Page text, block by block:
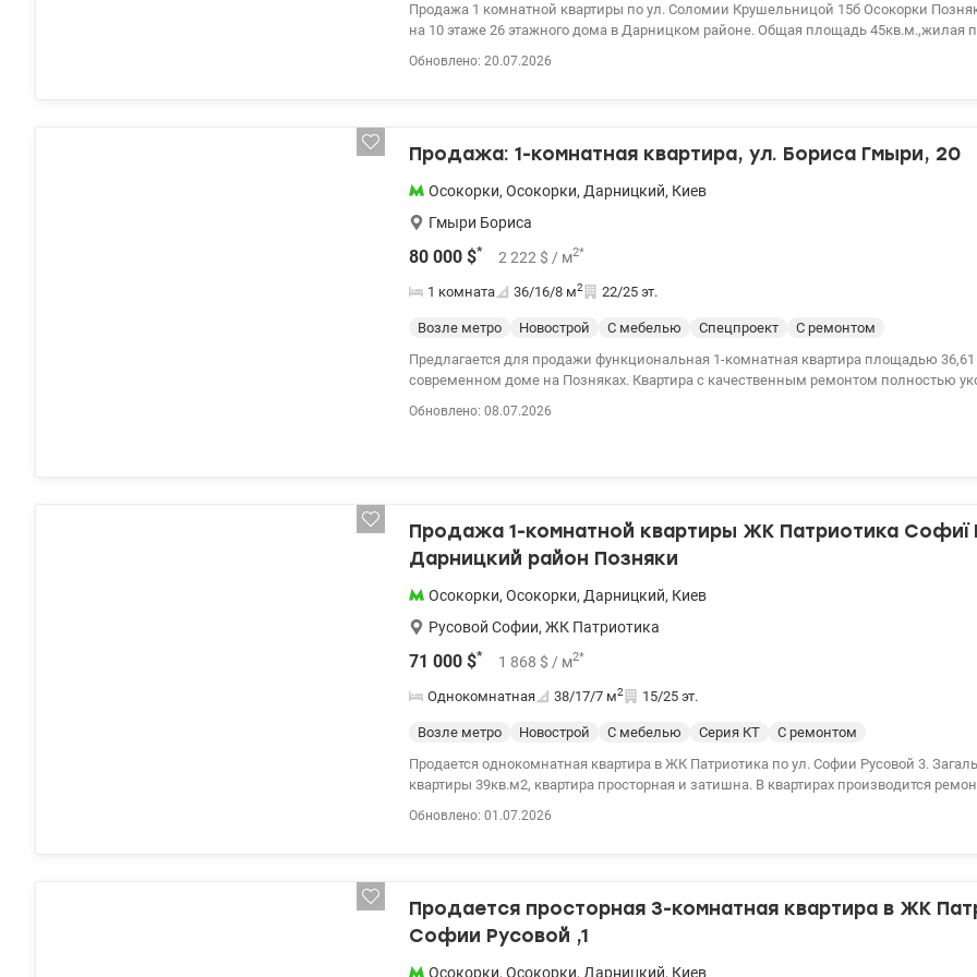
Продажа 1 комнатной квартиры по ул. Соломии Крушельницой 15б Осокорки
на 10 этаже 26 этажного дома в Дарницком районе. Общая площадь 45кв.м.,жилая
Обновлено: 20.07.2026
Продажа: 1-комнатная квартира, ул. Бориса Гмыри, 20
Осокорки, Осокорки, Дарницкий, Киев
Гмыри Бориса
80 000 $* 2 222 $ / м2*
1 комната 36/16/8 м2 22/25 эт.
Возле метро Новострой С мебелью Спецпроект
С ремонтом
Предлагается для продажи функциональная 1-комнатная квартира площадью 36,61
современном доме на Позняках. Квартира с качественным ремонтом полностью
развитой инфраструктурой: до метро Позняки – 10 минут пешком, до метро
Рядом парк Позняки, Эпицентр, METRO, ТРЦ Аладдин, супермаркеты, школы и
80000у.е. Карина 0936611327 Valion.ua / 1152266
Обновлено: 08.07.2026
Продажа 1-комнатной квартиры ЖК Патриотика Софиї
Дарницкий район Позняки
Осокорки, Осокорки, Дарницкий, Киев
Русовой Софии, ЖК Патриотика
71 000 $* 1 868 $ / м2*
Однокомнатная 38/17/7 м2 15/25 эт.
Возле метро Новострой С мебелью Серия КТ
С ремонтом
Продается однокомнатная квартира в ЖК Патриотика по ул. Софии Русовой 3.
квартиры 39кв.м2, квартира просторная и затишна. В квартирах производится
гарні озера со спортивными майданчиками, бесідками для отдыха Цена 71000 у.е ,
Елена, Valion/ 1152090
Обновлено: 01.07.2026
Продается просторная 3-комнатная квартира в ЖК
Софии Русовой ,1
Осокорки, Осокорки, Дарницкий, Киев